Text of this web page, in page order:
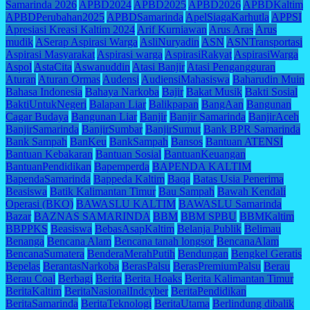
Samarinda 2026 APBD2024 APBD2025 APBD2026 APBDKaltim
APBDPerubahan2025 APBDSamarinda ApelSiagaKarhutla APPSI
Apresiasi Kreasi Kaltim 2024 Arif Kurniawan Arus Aras Arus
mudik ASerap Aspirasi Warga AsliNuryadin ASN ASNTransportasi
Aspirasi Masyarakat Aspirasi warga AspirasiRakyat AspirasiWarga
Aspol AstaCita Aswanuddin Atasi Banjir Atasi Pengangguran
Aturan Aturan Ormas Audensi AudiensiMahasiswa Baharudin Muin
Bahasa Indonesia Bahaya Narkoba Bajir Bakat Musik Bakti Sosial
BaktiUntukNegeri Balapan Liar Balikpapan BangAan Bangunan
Cagar Budaya Bangunan Liar Banjir Banjir Samarinda BanjirAceh
BanjirSamarinda BanjirSumbar BanjirSumut Bank BPR Samarinda
Bank Sampah BanKeu BankSampah Bansos Bantuan ATENSI
Bantuan Kebakaran Bantuan Sosial BantuanKeuangan
BantuanPendidikan Bapemperda BAPENDA KALTIM
BapendaSamarinda Bappeda Kaltim Baqa Batas Usia Penerima
Beasiswa Batik Kalimantan Timur Bau Sampah Bawah Kendali
Operasi (BKO) BAWASLU KALTIM BAWASLU Samarinda
Bazar BAZNAS SAMARINDA BBM BBM SPBU BBMKaltim
BBPPKS Beasiswa BebasAsapKaltim Belanja Publik Belimau
Benanga Bencana Alam Bencana tanah longsor BencanaAlam
BencanaSumatera BenderaMerahPutih Bendungan Bengkel Geratis
Bepelas BerantasNarkoba BerasPalsu BerasPremiumPalsu Berau
Berau Coal Berbagi Berita Berita Hoaks Berita Kalimantan Timur
BeritaKaltim BeritaNasionalIndcyber BeritaPendidikan
BeritaSamarinda BeritaTeknologi BeritaUtama Berlindung dibalik